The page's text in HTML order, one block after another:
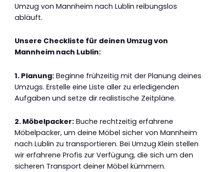
Umzug von Mannheim nach Lublin reibungslos
abläuft.
Unsere Checkliste für deinen Umzug von
Mannheim nach Lublin:
1. Planung: Beginne frühzeitig mit der Planung deines
Umzugs. Erstelle eine Liste aller zu erledigenden
Aufgaben und setze dir realistische Zeitpläne.
2. Möbelpacker: Buche rechtzeitig erfahrene
Möbelpacker, um deine Möbel sicher von Mannheim
nach Lublin zu transportieren. Bei Umzug Klein stellen
wir erfahrene Profis zur Verfügung, die sich um den
sicheren Transport deiner Möbel kümmern.